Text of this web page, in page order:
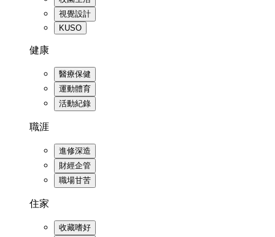
視覺設計
KUSO
健康
醫療保健
運動體育
活動紀錄
職涯
進修深造
財經企管
職場甘苦
住家
收藏嗜好